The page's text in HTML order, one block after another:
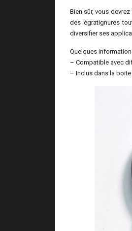
Bien sûr, vous
des égratignures
diversifier ses
Quelques
– Compatible avec
– Inclus dans la